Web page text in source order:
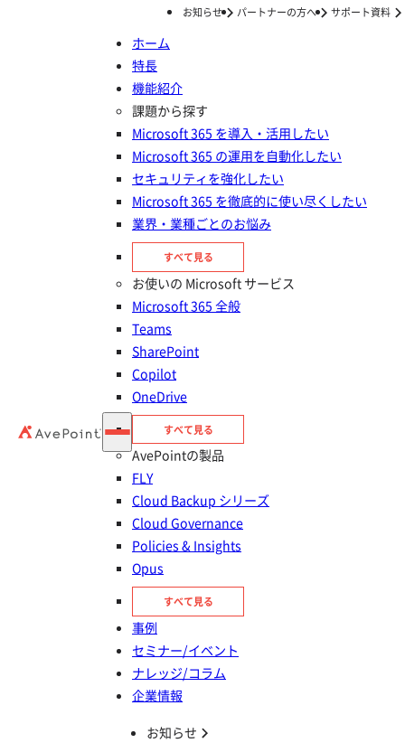
お知らせ パートナーの方へ サポート資料
ホーム
特長
機能紹介
課題から探す
Microsoft 365 を導入・活用したい
Microsoft 365 の運用を自動化したい
セキュリティを強化したい
Microsoft 365 を徹底的に使い尽くしたい
業界・業種ごとのお悩み
すべて見る
お使いの Microsoft サービス
Microsoft 365 全般
Teams
SharePoint
Copilot
OneDrive
すべて見る
AvePointの製品
FLY
Cloud Backup シリーズ
Cloud Governance
Policies & Insights
Opus
すべて見る
事例
セミナー/イベント
ナレッジ/コラム
企業情報
お知らせ
個人情報を削除いたしました
個人情報を削除いたしまし
個人情報を削除の手続きが完了いたしました。
今までご利用いただき誠にありがとうございました。
AvePointの製品を
30日間無料で
お試しいただけます
今すぐ申し込む